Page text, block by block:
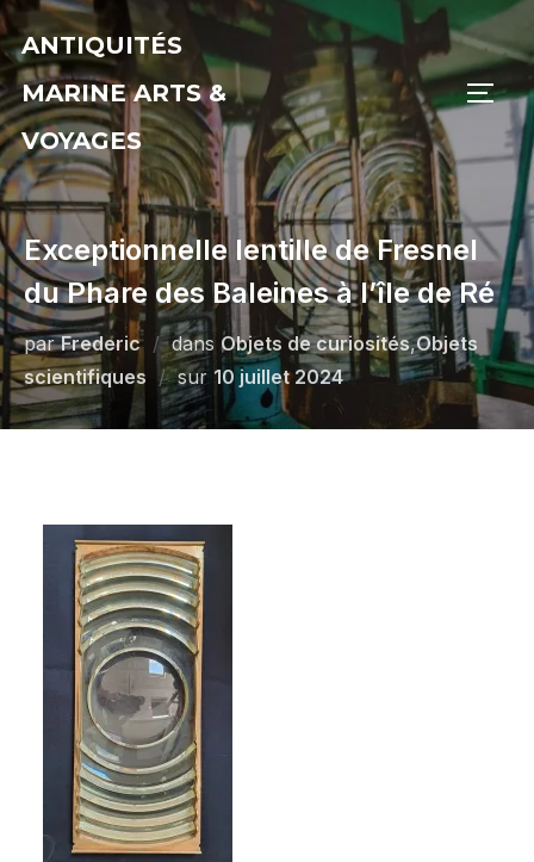
Aller
au
contenu
ANTIQUITÉS
MARINE ARTS &
VOYAGES
Exceptionnelle lentille de Fresnel
du Phare des Baleines à l’île de Ré
parFrederic dans Objets de curiosités,Objets
scientifiques
sur Publié
le
10 juillet 2024